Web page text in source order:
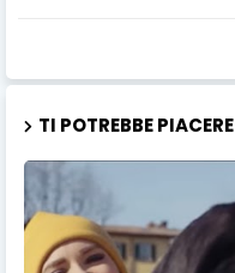
TI POTREBBE PIACERE